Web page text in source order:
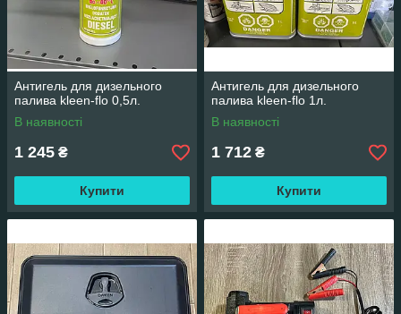
Антигель для дизельного
палива kleen-flo 0,5л.
В наявності
1 245 ₴
Купити
Антигель для дизельного
палива kleen-flo 1л.
В наявності
1 712 ₴
Купити